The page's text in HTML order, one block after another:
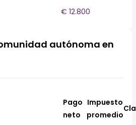
€ 12.800
autónoma en
Pago
neto
Impuesto
promedio